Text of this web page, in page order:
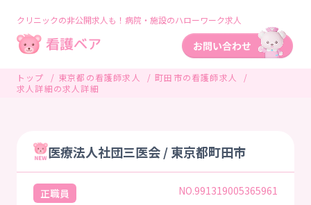
クリニックの非公開求人も！病院・施設のハローワーク求人
トップ 東京都の看護師求人
町田市の看護師求人
求人詳細の求人詳細
医療法人社団三医会 / 東京都町田市
正職員 NO.991319005365961